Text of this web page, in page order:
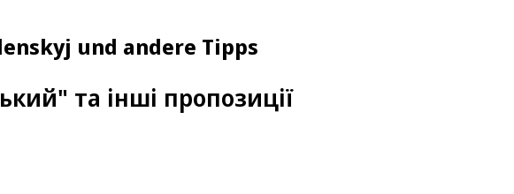
und andere Tipps
та інші пропозиції